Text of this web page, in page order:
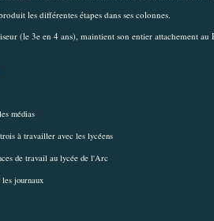
les différentes étapes dans ses colonnes.
(le 3e en 4 ans), maintient son entier attachement au
médias
à travailler avec les lycéens
de travail au lycée de l'Arc
journaux